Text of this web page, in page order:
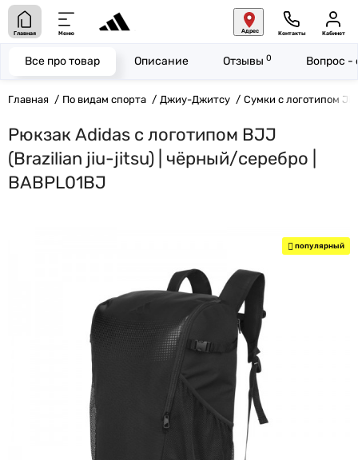
Главная Меню Адрес Контакты Кабинет
Главная По видам спорта Джиу-Джитсу Сумки с логотипом
Рюкзак Adidas с логотипом BJJ
(Brazilian jiu-jitsu) | чёрный/серебро |
BABPL01BJ
Все про товар Описание Отзывы 0 Вопрос -
популярный